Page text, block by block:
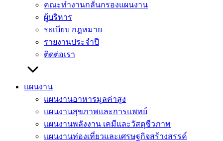
คณะทำงานกลั่นกรองแผนงาน
ผู้บริหาร
ระเบียบ กฎหมาย
รายงานประจำปี
ติดต่อเรา
แผนงาน
แผนงานอาหารมูลค่าสูง
แผนงานสุขภาพและการแพทย์
แผนงานพลังงาน เคมีและวัสดุชีวภาพ
แผนงานท่องเที่ยวและเศรษฐกิจสร้างสรรค์